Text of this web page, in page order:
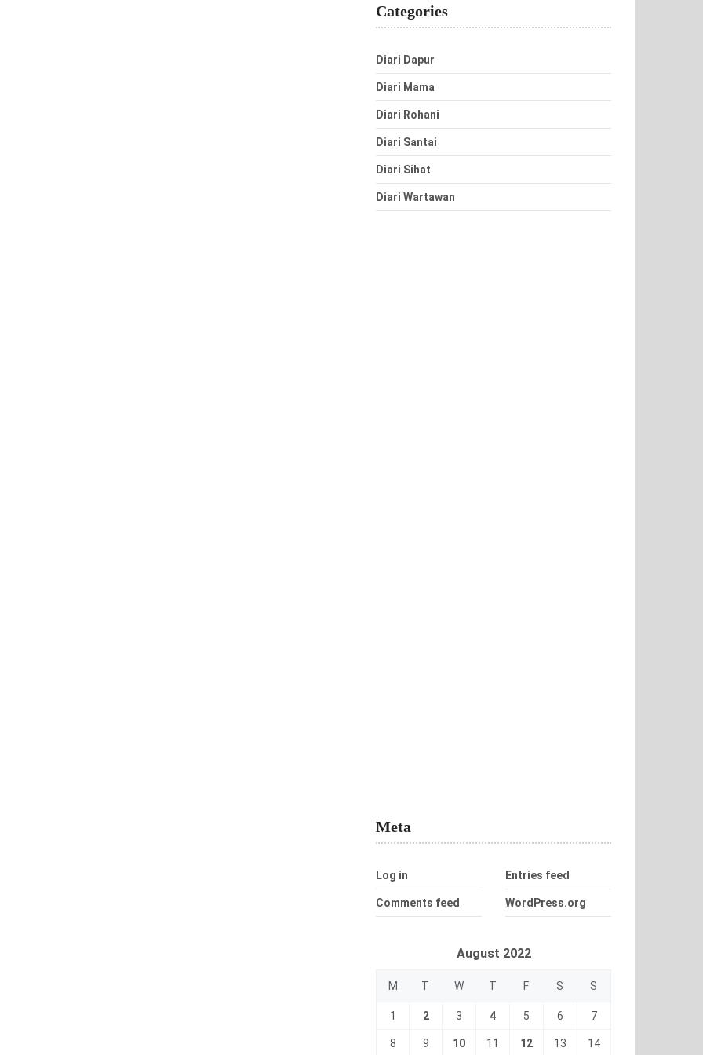
Categories
Diari Dapur
Diari Mama
Diari Rohani
Diari Santai
Diari Sihat
Diari Wartawan
Meta
Log in Entries feed
Comments feed WordPress.org
August 2022
M T W T F S S
1 2 3 4 5 6 7
8 9 10 11 12 13 14